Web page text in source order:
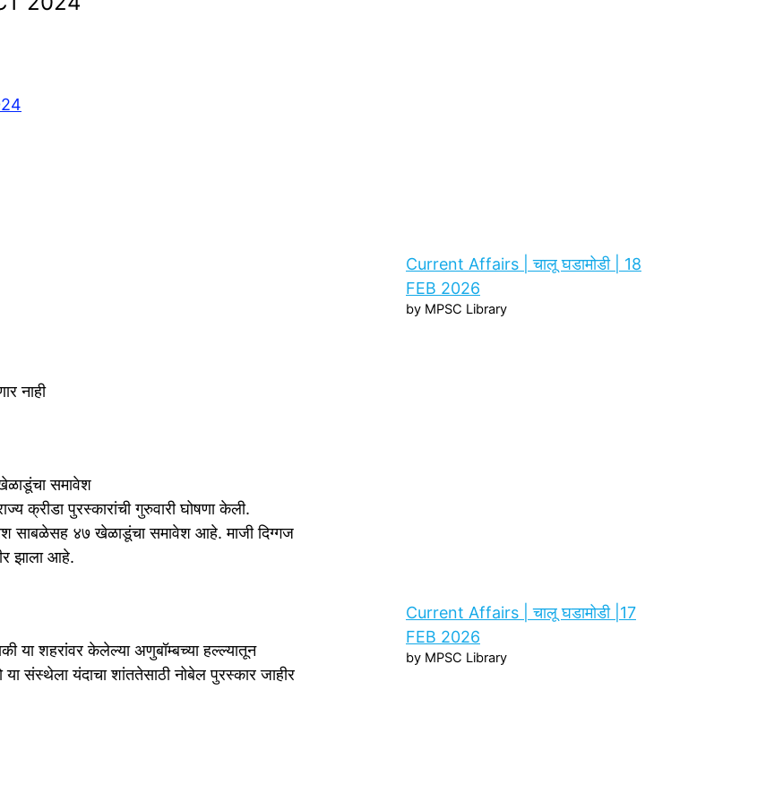
नाही
समावेश
क्रीडा पुरस्कारांची गुरुवारी घोषणा केली.
साबळेसह ४७ खेळाडूंचा समावेश आहे. माजी दिग्गज
झाला आहे.
या शहरांवर केलेल्या अणुबॉम्बच्या हल्ल्यातून
या संस्थेला यंदाचा शांततेसाठी नोबेल पुरस्कार जाहीर
Current Affairs | चालू घडामोडी | 18
FEB 2026
by MPSC Library
Current Affairs | चालू घडामोडी |17
FEB 2026
by MPSC Library